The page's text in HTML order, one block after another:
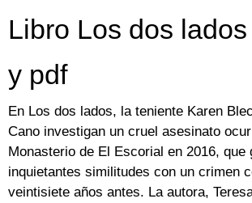
Libro Los dos
y pdf
En Los dos lados, la teniente Karen
Cano investigan un cruel asesinato
Monasterio de El Escorial en 2016, que
inquietantes similitudes con un crimen
veintisiete años antes. La autora,